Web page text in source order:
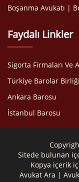
Boşanma Avukatı |
Faydalı Linkler
Sigorta Firmaları Ve
Türkiye Barolar Birliği
Ankara Barosu
İstanbul Barosu
Sitede bulunan
Kopya içerik
Avukat Ara |